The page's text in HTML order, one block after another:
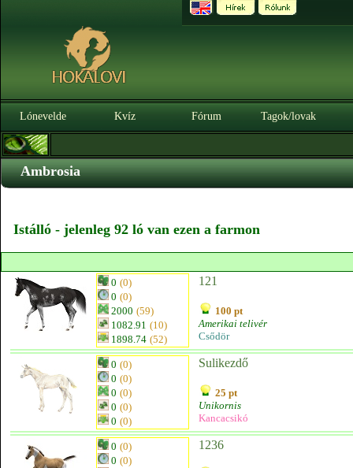
Lónevelde Kvíz Fórum Tagok/lovak
Ambrosia
Istálló - jelenleg 92 ló van ezen a farmon
0 (0)
0 (0)
2000 (59)
1082.91 (10)
1898.74 (52)
121
100 pt
Amerikai telivér
Csődör
0 (0)
0 (0)
0 (0)
0 (0)
0 (0)
Sulikezdő
25 pt
Unikornis
Kancacsikó
0 (0)
0 (0)
1236